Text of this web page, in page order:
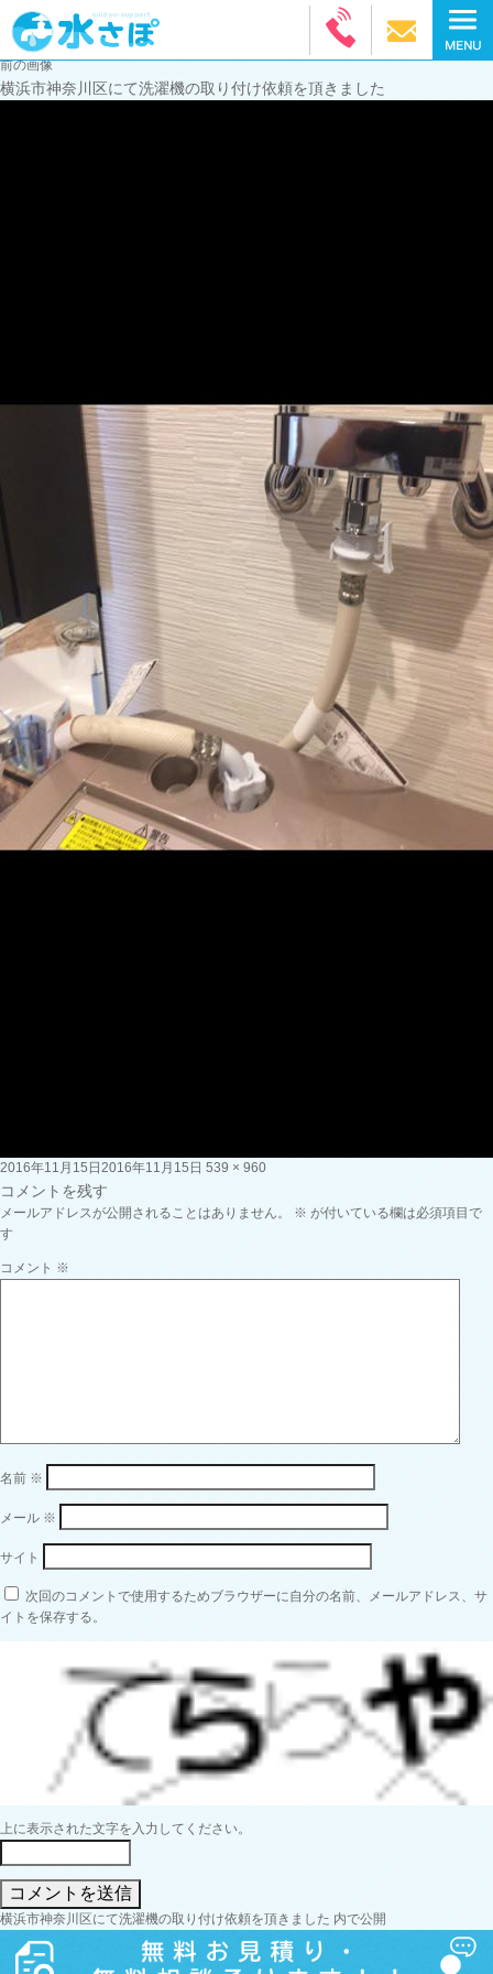
前の画像
横浜市神奈川区にて洗濯機の取り付け依頼を頂きました
投
稿
日:
2016年11月15日 2016年11月15日 フ
サ
539 × 960
コメントを残す
メールアドレスが公開されることはありません。 ※ が付いている欄は必須項目で
す
コメント ※
名前 ※
メール ※
サイト
次回のコメントで使用するためブラウザーに自分の名前、メールアドレス、サ
イトを保存する。
上に表示された文字を入力してください。
投
横浜市神奈川区にて洗濯機の取り付け依頼を頂きました 内で公開